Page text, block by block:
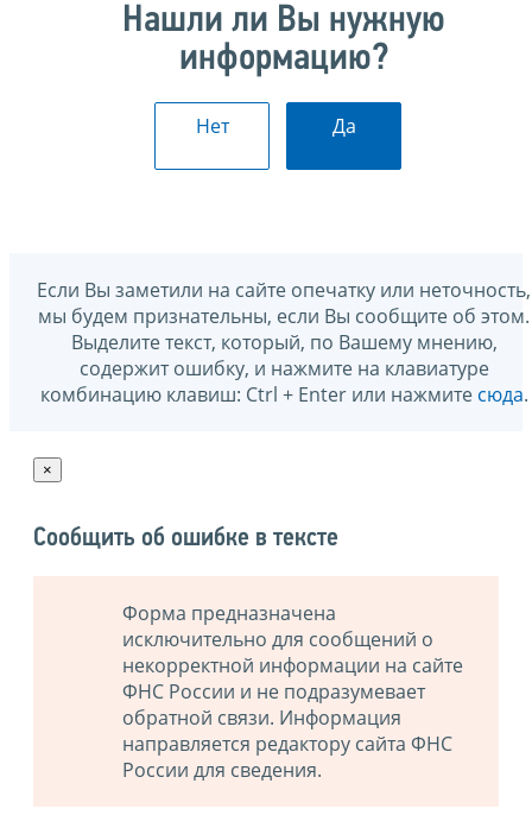
Нашли ли Вы нужную
информацию?
Нет Да
Если Вы заметили на сайте опечатку или неточность,
мы будем признательны, если Вы сообщите об этом.
Выделите текст, который, по Вашему мнению,
содержит ошибку, и нажмите на клавиатуре
комбинацию клавиш: Ctrl + Enter или нажмите сюда.
×
Сообщить об ошибке в тексте
Форма предназначена
исключительно для сообщений о
некорректной информации на сайте
ФНС России и не подразумевает
обратной связи. Информация
направляется редактору сайта ФНС
России для сведения.